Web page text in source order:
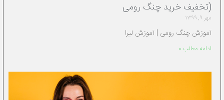
(تخفیف خرید چنگ رومی
مهر ۹, ۱۳۹۹
آموزش چنگ رومی | آموزش لیرا
ادامه مطلب »